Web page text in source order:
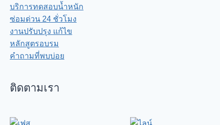
บริการทดสอบน้ำหนัก
ซ่อมด่วน 24 ชั่วโมง
งานปรับปรุง แก้ไข
หลักสูตรอบรม
คำถามที่พบบ่อย
ติดตามเรา